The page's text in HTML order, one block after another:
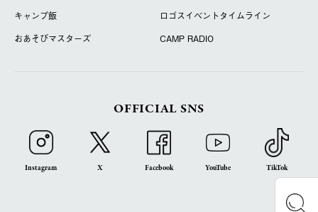
キャンプ飯
ロゴスイベントタイムライン
おあそびマスターズ
CAMP RADIO
OFFICIAL SNS
Instagram X Facebook YouTube TikTok